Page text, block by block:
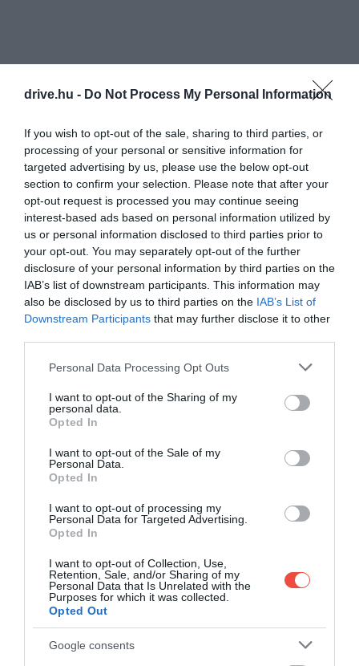
drive.hu - Do Not Process My Personal Information
If you wish to opt-out of the sale, sharing to third parties, or
processing of your personal or sensitive information for
targeted advertising by us, please use the below opt-out
section to confirm your selection. Please note that after your
opt-out request is processed you may continue seeing
interest-based ads based on personal information utilized by
us or personal information disclosed to third parties prior to
your opt-out. You may separately opt-out of the further
disclosure of your personal information by third parties on the
IAB’s list of downstream participants. This information may
also be disclosed by us to third parties on the IAB’s List of
Downstream Participants that may further disclose it to other
Please note that this website/app uses one or more Google
not limited to your visit or usage behaviour. You may click to
grant or deny consent to Google and its third-party tags to
use your data for below specified purposes in below Google
consent section.
Personal Data Processing Opt Outs
I want to opt-out of the Sharing of my
personal data.
Opted In
I want to opt-out of the Sale of my
Personal Data.
Opted In
I want to opt-out of processing my
Personal Data for Targeted Advertising.
Opted In
I want to opt-out of Collection, Use,
Retention, Sale, and/or Sharing of my
Personal Data that Is Unrelated with the
Purposes for which it was collected.
Opted Out
Google consents
Nepál szigorít: új feltételekhez kötik a
Himalája megmászását
Nepál szigorít a Himalája és a Mount Everest